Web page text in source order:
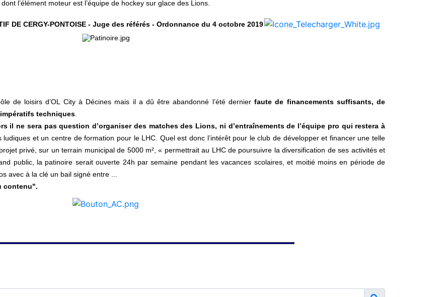
l’élément moteur est l’équipe de hockey sur glace des Lions.
DE CERGY-PONTOISE - Juge des référés - Ordonnance du 4 octobre 2019
de loisirs d’OL City à Décines mais il a dû être abandonné l’été dernierfaute de financements suffisants, de
techniques
il ne sera pas question d’organiser des matches des Lions, ni d’entraînements de l’équipe pro qui restera à
ludiques et un centre de formation pour le LHC. Quel est donc l’intérêt pour le club de développer et financer une telle
privé, sur un terrain municipal de 5000 m², « permettrait au LHC de poursuivre la diversification de ses activités et
public, la patinoire serait ouverte 24h par semaine pendant les vacances scolaires, et moitié moins en période de
avec à la clé un bail signé entre ...
contenu".